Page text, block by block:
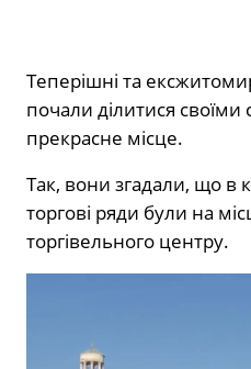
Теперішні та
почали ділитися
прекрасне місце.
Так, вони згадали, що в
торгові ряди були на
торгівельного центру.